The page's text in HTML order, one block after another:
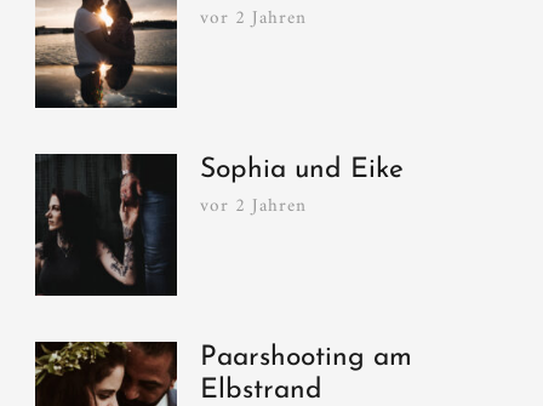
vor 2 Jahren
Sophia und Eike
vor 2 Jahren
Paarshooting am
Elbstrand